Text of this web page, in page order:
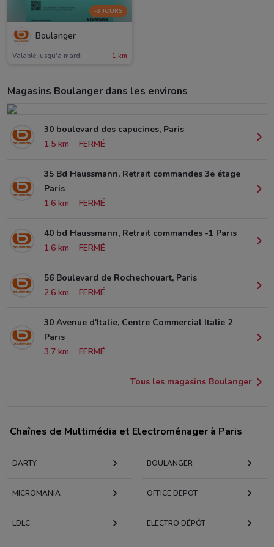
-3 JOURS
Boulanger
Valable jusqu'à mardi 1 km
Magasins Boulanger dans les environs
30 boulevard des capucines, Paris
1.5 km
FERMÉ
35 Bd Haussmann, Retrait commandes 3e étage
Paris
1.6 km
FERMÉ
40 bd Haussmann, Retrait commandes -1 Paris
1.6 km
FERMÉ
56 Boulevard de Rochechouart, Paris
2.6 km
FERMÉ
30 Avenue d'Italie, Centre Commercial Italie 2
Paris
3.7 km
FERMÉ
Tous les magasins Boulanger
Chaînes de Multimédia et Electroménager à Paris
DARTY BOULANGER
MICROMANIA OFFICE DEPOT
LDLC ELECTRO DÉPÔT